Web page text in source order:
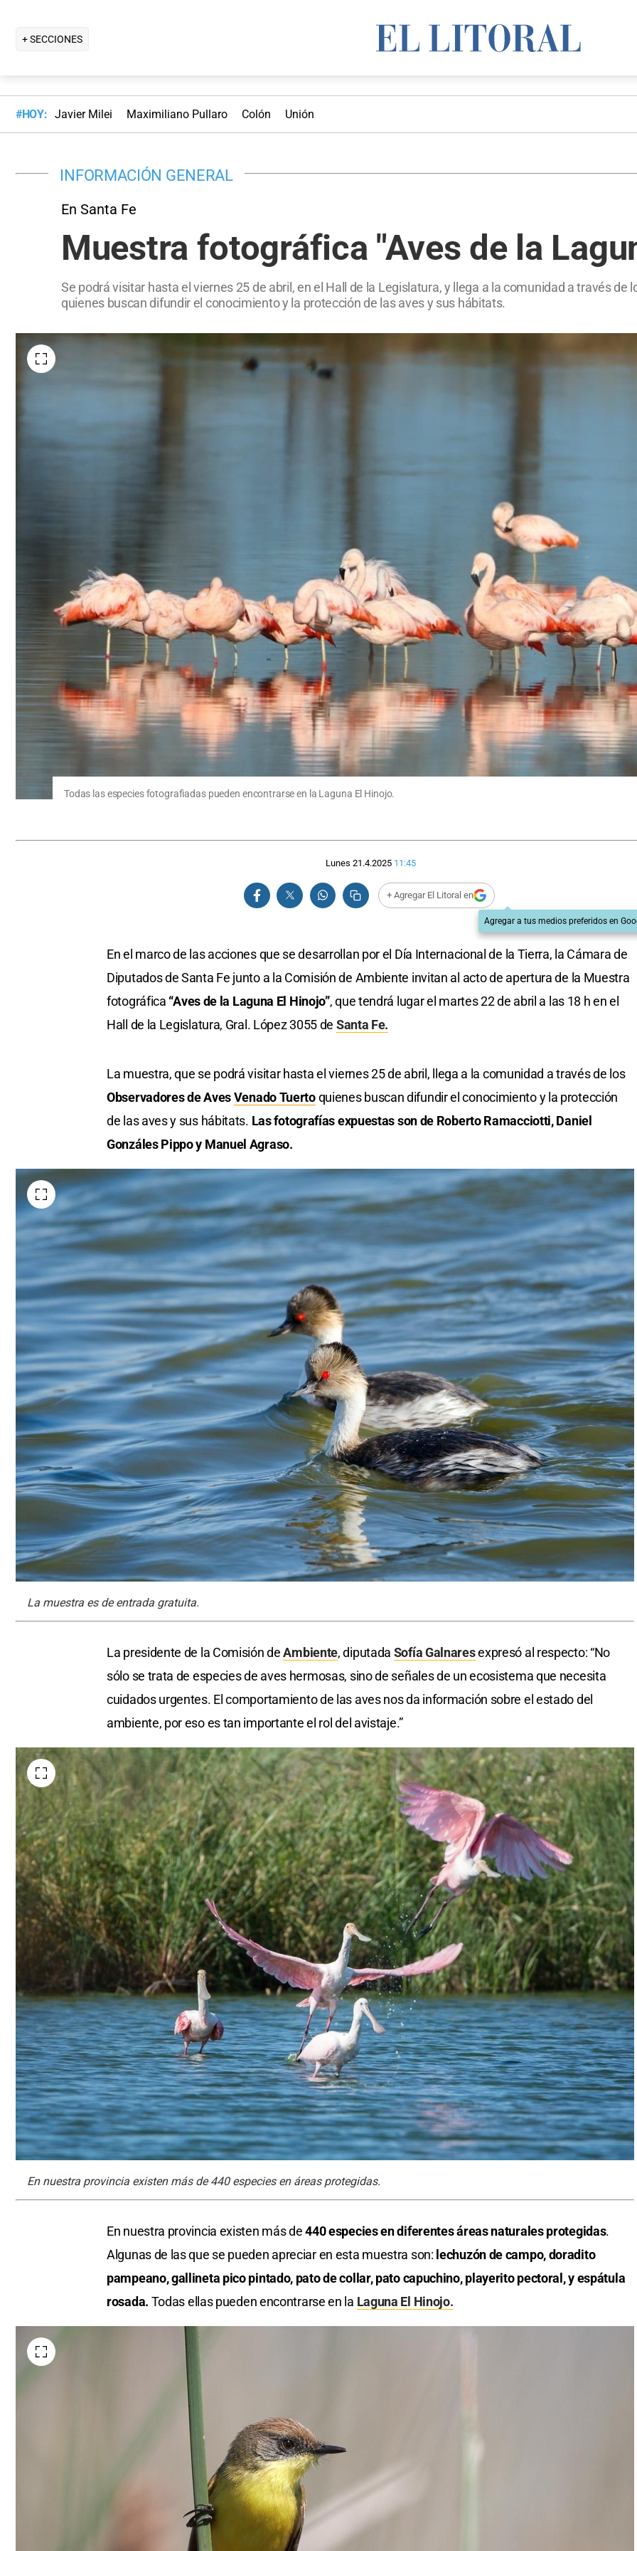
+ SECCIONES
#HOY: Javier Milei Maximiliano Pullaro Colón Unión
INFORMACIÓN GENERAL
En Santa Fe
Muestra fotográfica "Aves de la
Se podrá visitar hasta el viernes 25 de abril, en el Hall de la Legislatura, y llega a la comunidad a través de
quienes buscan difundir el conocimiento y la protección de las aves y sus hábitats.
Todas las especies fotografiadas pueden encontrarse en la Laguna El Hinojo.
Lunes 21.4.2025 11:45
+ Agregar El Litoral en
Agregar a tus medios preferidos en
En el marco de las acciones que se desarrollan por el Día Internacional de la Tierra, la Cámara de
Diputados de Santa Fe junto a la Comisión de Ambiente invitan al acto de apertura de la Muestra
fotográfica “Aves de la Laguna El Hinojo”, que tendrá lugar el martes 22 de abril a las 18 h en el
Hall de la Legislatura, Gral. López 3055 de Santa Fe.
La muestra, que se podrá visitar hasta el viernes 25 de abril, llega a la comunidad a través de los
Observadores de AvesVenado Tuertoquienes buscan difundir el conocimiento y la protección
de las aves y sus hábitats. Las fotografías expuestas son de Roberto Ramacciotti, Daniel
Gonzáles Pippo y Manuel Agraso.
La muestra es de entrada gratuita.
La presidente de la Comisión deAmbiente, diputada Sofía Galnaresexpresó al respecto: “No
sólo se trata de especies de aves hermosas, sino de señales de un ecosistema que necesita
cuidados urgentes. El comportamiento de las aves nos da información sobre el estado del
ambiente, por eso es tan importante el rol del avistaje.”
En nuestra provincia existen más de 440 especies en áreas protegidas.
En nuestra provincia existen más de440 especies en diferentes áreas naturales protegidas.
Algunas de las que se pueden apreciar en esta muestra son: lechuzón de campo, doradito
pampeano, gallineta pico pintado, pato de collar, pato capuchino, playerito pectoral, y espátula
rosada. Todas ellas pueden encontrarse en la Laguna El Hinojo.